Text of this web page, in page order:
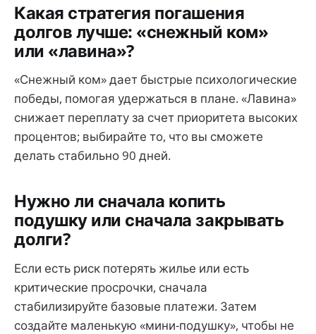
Какая стратегия погашения
долгов лучше: «снежный ком»
или «лавина»?
«Снежный ком» дает быстрые психологические
победы, помогая удержаться в плане. «Лавина»
снижает переплату за счет приоритета высоких
процентов; выбирайте то, что вы сможете
делать стабильно 90 дней.
Нужно ли сначала копить
подушку или сначала закрывать
долги?
Если есть риск потерять жилье или есть
критические просрочки, сначала
стабилизируйте базовые платежи. Затем
создайте маленькую «мини-подушку», чтобы не